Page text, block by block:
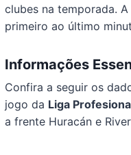
clubes na temporada.
primeiro ao último
Informações
Confira a seguir os
jogo da Liga
a frente Huracán e